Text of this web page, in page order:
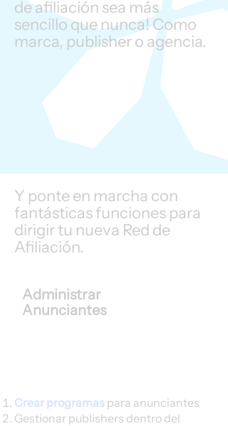
de afiliación sea más
sencillo que nunca! Como
marca, publisher o agencia.
Y ponte en marcha con
fantásticas funciones para
dirigir tu nueva Red de
Afiliación.
Administrar
Anunciantes
Crear programas para anunciantes
Gestionar publishers dentro del